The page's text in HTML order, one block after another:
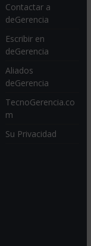
Contactar a
deGerencia
Escribir en
deGerencia
Aliados
deGerencia
TecnoGerencia.co
m
Su Privacidad